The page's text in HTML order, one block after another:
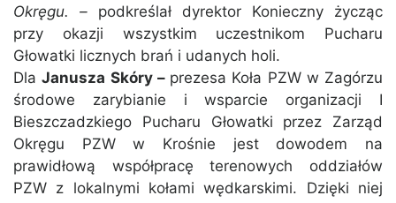
Okręgu. – podkreślał dyrektor Konieczny życząc
przy okazji wszystkim uczestnikom Pucharu
Głowatki licznych brań i udanych holi.
DlaJanusza Skóry – prezesa Koła PZW w Zagórzu
środowe zarybianie i wsparcie organizacji I
Bieszczadzkiego Pucharu Głowatki przez Zarząd
Okręgu PZW w Krośnie jest dowodem na
prawidłową współpracę terenowych oddziałów
PZW z lokalnymi kołami wędkarskimi. Dzięki niej